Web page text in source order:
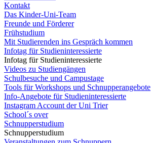
Kontakt
Das Kinder-Uni-Team
Freunde und Förderer
Frühstudium
Mit Studierenden ins Gespräch kommen
Infotag für Studieninteressierte
Infotag für Studieninteressierte
Videos zu Studiengängen
Schulbesuche und Campustage
Tools für Workshops und Schnupperangebote
Info-Angebote für Studieninteressierte
Instagram Account der Uni Trier
School´s over
Schnupperstudium
Schnupperstudium